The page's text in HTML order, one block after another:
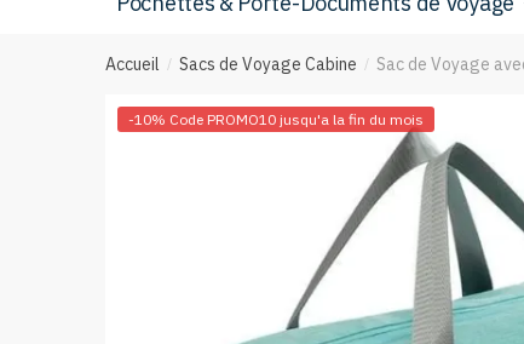
Accueil / Sacs de Voyage Cabine / Sac de Voyage
-10% Code PROMO10 jusqu'a la fin du mois